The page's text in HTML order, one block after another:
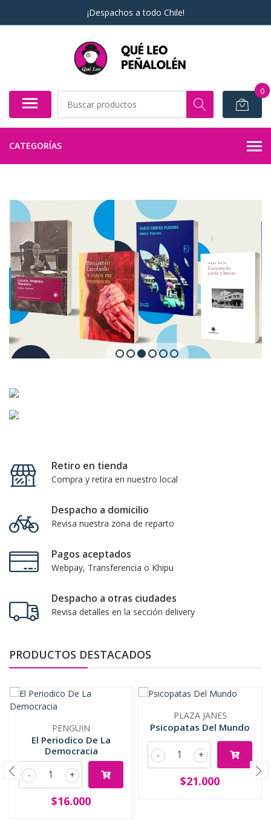
¡Despachos a todo Chile!
0
CATEGORÍAS
Retiro en tienda
Compra y retira en nuestro local
Despacho a domicilio
Revisa nuestra zona de reparto
Pagos aceptados
Webpay, Transferencia o Khipu
Despacho a otras ciudades
Revisa detalles en la sección delivery
PRODUCTOS DESTACADOS
PENGUIN
El Periodico De La
Democracia
+
-
$16.000
PLAZA JANES
Psicopatas Del Mundo
+
-
$21.000